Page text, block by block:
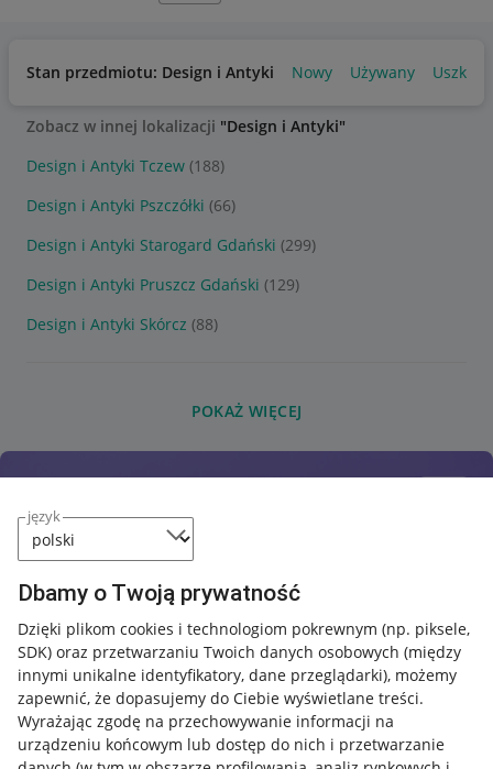
język
Dbamy o Twoją prywatność
Dzięki plikom cookies i technologiom pokrewnym (np. piksele,
SDK) oraz przetwarzaniu Twoich danych osobowych (między
innymi unikalne identyfikatory, dane przeglądarki), możemy
zapewnić, że dopasujemy do Ciebie wyświetlane treści.
Wyrażając zgodę na przechowywanie informacji na
urządzeniu końcowym lub dostęp do nich i przetwarzanie
Stan przedmiotu: Design i Antyki Nowy Używany
Zobacz w innej lokalizacji "Design i Antyki"
Design i Antyki Tczew (188)
Design i Antyki Pszczółki (66)
Design i Antyki Starogard Gdański (299)
Design i Antyki Pruszcz Gdański (129)
Design i Antyki Skórcz (88)
POKAŻ WIĘCEJ